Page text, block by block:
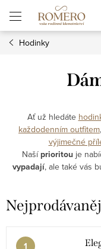
obsah
Hodinky
Ať už hledáte
každodenním outfitem
výjimečné
Naší prioritouje
vypadají, ale také vás